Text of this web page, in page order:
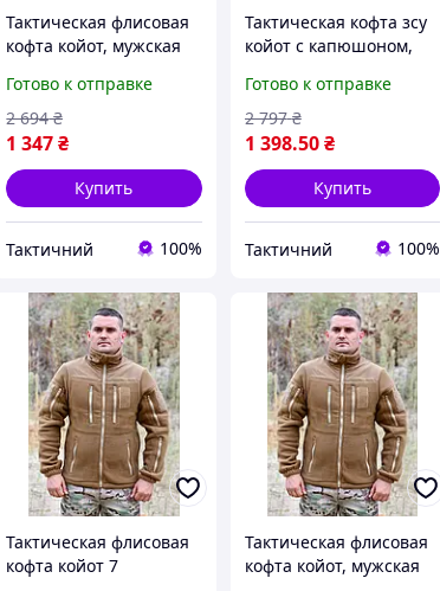
Тактическая флисовая
кофта койот, мужская
теплая армейская
флиска койот 60 Ne2kx
Готово к отправке
1 347₴
2 694 ₴
Купить
Тактичний 100%
Тактическая кофта зсу
койот с капюшоном,
кофта, теплая
армейская флиска
койот 46 Ne2kx
Готово к отправке
1 398.50 ₴
2 797 ₴
Купить
Тактичний 100%
Тактическая флисовая
кофта койот 7
Тактическая флисовая
кофта койот, мужская